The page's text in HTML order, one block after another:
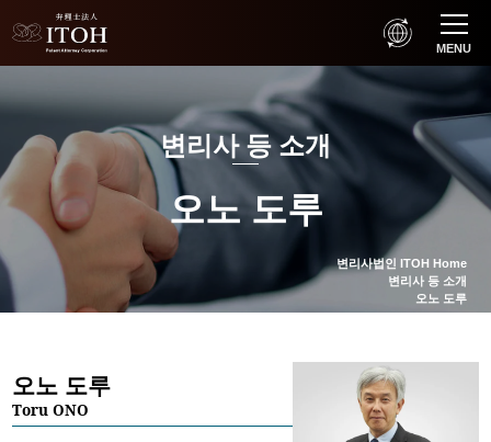
MENU
오노 도루
변리사 등 소개
변리사법인 ITOH Home
변리사 등 소개
오노 도루
오노 도루
Toru ONO